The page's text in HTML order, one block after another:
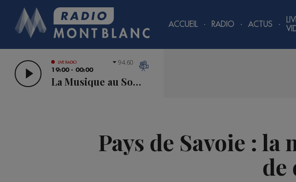
ACCUEIL RADIO ACTUS
LIVE RADIO
19:00 - 00:00
La Musique au Sommet
94.60
Pays de Savoie :
de